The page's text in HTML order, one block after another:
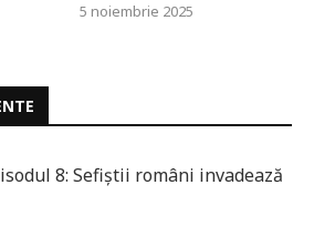
5 noiembrie 2025
8: Sefiștii români invadează